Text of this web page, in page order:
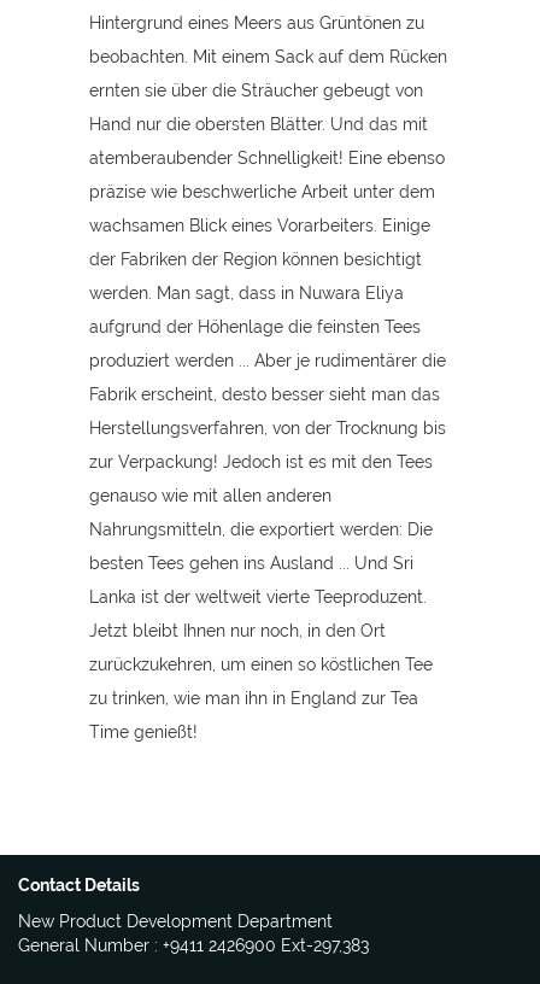
Hintergrund eines Meers aus Grüntönen zu
beobachten. Mit einem Sack auf dem Rücken
ernten sie über die Sträucher gebeugt von
Hand nur die obersten Blätter. Und das mit
atemberaubender Schnelligkeit! Eine ebenso
präzise wie beschwerliche Arbeit unter dem
wachsamen Blick eines Vorarbeiters. Einige
der Fabriken der Region können besichtigt
werden. Man sagt, dass in Nuwara Eliya
aufgrund der Höhenlage die feinsten Tees
produziert werden ... Aber je rudimentärer die
Fabrik erscheint, desto besser sieht man das
Herstellungsverfahren, von der Trocknung bis
zur Verpackung! Jedoch ist es mit den Tees
genauso wie mit allen anderen
Nahrungsmitteln, die exportiert werden: Die
besten Tees gehen ins Ausland ... Und Sri
Lanka ist der weltweit vierte Teeproduzent.
Jetzt bleibt Ihnen nur noch, in den Ort
zurückzukehren, um einen so köstlichen Tee
zu trinken, wie man ihn in England zur Tea
Time genießt!
Contact Details
New Product Development Department
General Number : +9411 2426900 Ext-297,383